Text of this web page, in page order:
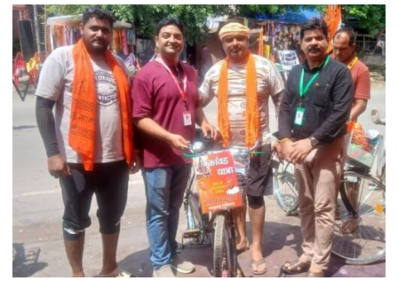
सेवाओं
का
होगा
विस्तार,
CM
सैनी
बोले-
2047
तक
हरियाणा
को
स्वास्थ्य
क्षेत्र
में